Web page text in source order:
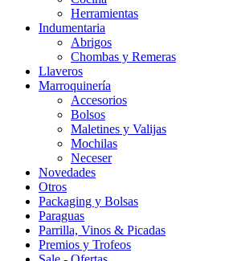
Herramientas
Indumentaria
Abrigos
Chombas y Remeras
Llaveros
Marroquinería
Accesorios
Bolsos
Maletines y Valijas
Mochilas
Neceser
Novedades
Otros
Packaging y Bolsas
Paraguas
Parrilla, Vinos & Picadas
Premios y Trofeos